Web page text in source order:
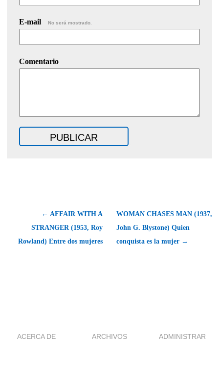
E-mail No será mostrado.
Comentario
← AFFAIR WITH A
STRANGER (1953, Roy
Rowland) Entre dos mujeres
WOMAN CHASES MAN (1937,
John G. Blystone) Quien
conquista es la mujer →
ACERCA DE ARCHIVOS ADMINISTRAR